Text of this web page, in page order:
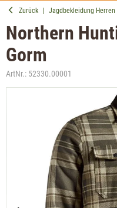
Zurück Jagdbekleidung Herren
Northern
Gorm
ArtNr.: 52330.00001